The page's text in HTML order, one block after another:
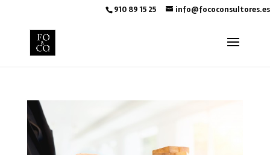
910 89 15 25 info@fococonsultores.es